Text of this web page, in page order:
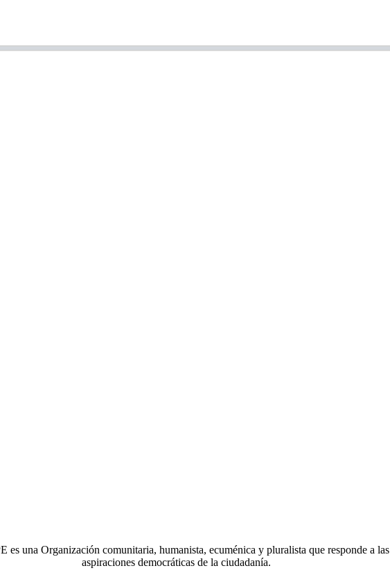
es una Organización comunitaria, humanista, ecuménica y pluralista que responde a las
aspiraciones democráticas de la ciudadanía.